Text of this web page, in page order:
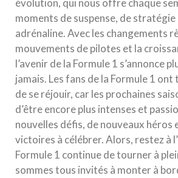
évolution, qui nous offre chaque
moments de suspense, de
adrénaline. Avec les changements
mouvements de pilotes et la
l’avenir de la Formule 1 s’annonce
jamais. Les fans de la Formule 1
de se réjouir, car les prochaines
d’être encore plus intenses et
nouvelles défis, de nouveaux héros
victoires à célébrer. Alors, restez à
Formule 1 continue de tourner à
sommes tous invités à monter à